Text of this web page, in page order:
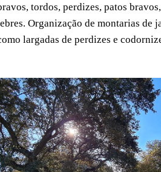
tordos, perdizes, patos
Organização de montarias de
largadas de perdizes e